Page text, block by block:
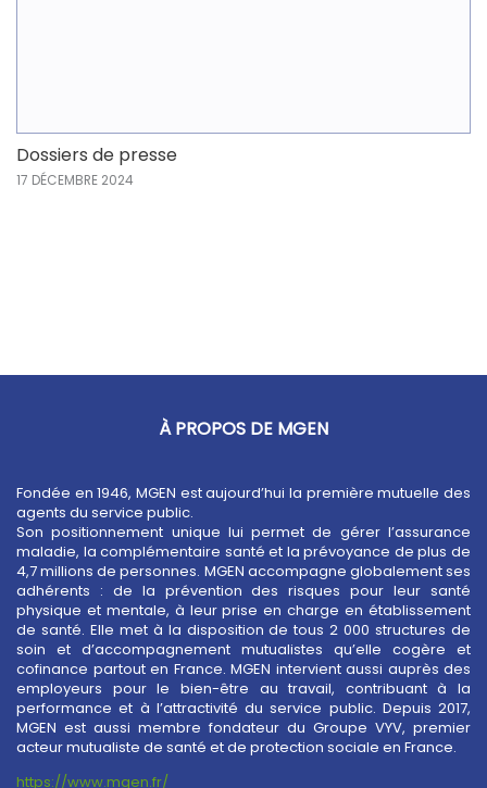
Dossiers de presse
17 DÉCEMBRE 2024
À PROPOS DE MGEN
Fondée en 1946, MGEN est aujourd’hui la première mutuelle des
agents du service public.
Son positionnement unique lui permet de gérer l’assurance
maladie, la complémentaire santé et la prévoyance de plus de
4,7 millions de personnes. MGEN accompagne globalement ses
adhérents : de la prévention des risques pour leur santé
physique et mentale, à leur prise en charge en établissement
de santé. Elle met à la disposition de tous 2 000 structures de
soin et d’accompagnement mutualistes qu’elle cogère et
cofinance partout en France. MGEN intervient aussi auprès des
employeurs pour le bien-être au travail, contribuant à la
performance et à l’attractivité du service public. Depuis 2017,
MGEN est aussi membre fondateur du Groupe VYV, premier
acteur mutualiste de santé et de protection sociale en France.
https://www.mgen.fr/